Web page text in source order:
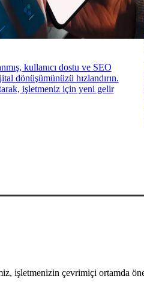
kullanıcı dostu ve SEO
dönüşümünüzü hızlandırın.
işletmeniz için yeni gelir
çevrimiçi ortamda